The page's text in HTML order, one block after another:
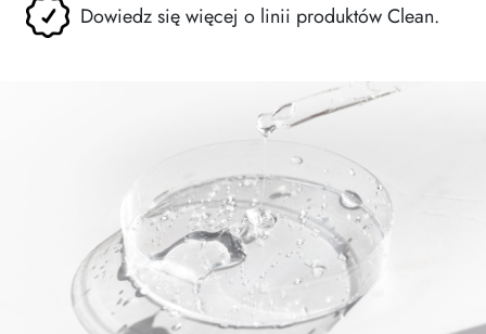
Dowiedz się więcej o linii produktów Clean.